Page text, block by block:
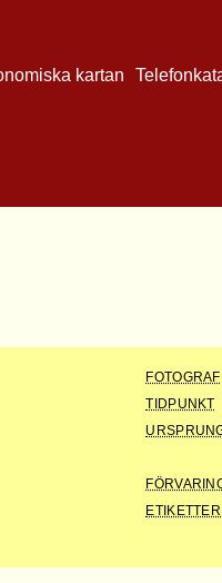
kartan
FOTOGRAF
TIDPUNKT
ETIKETTER